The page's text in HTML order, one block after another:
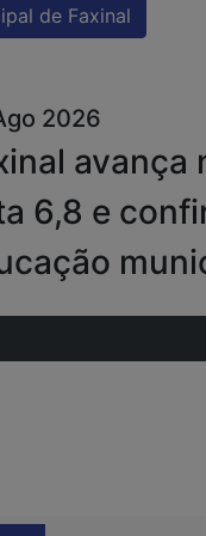
de Faxinal
2026
avança
6,8 e